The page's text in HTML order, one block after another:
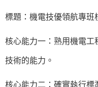
標題：機電技優領航專班
核心能力一：熟用機電工
技術的能力。
核心能力二：確實執行標